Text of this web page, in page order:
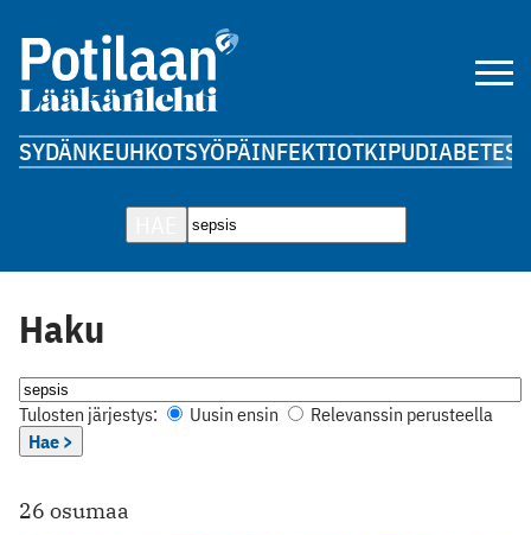
SYDÄNKEUHKOTSYÖPÄINFEKTIOTKIPUDIABETES
Haku
Tulosten järjestys: Uusin ensin
Relevanssin perusteella
Hae >
26 osumaa